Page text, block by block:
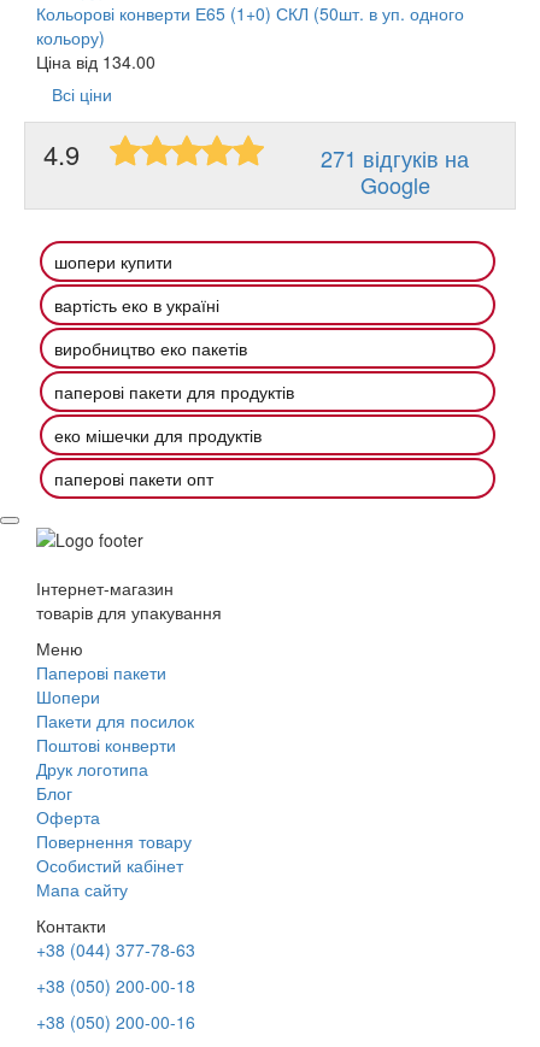
Кольорові конверти Е65 (1+0) СКЛ (50шт. в уп. одного
кольору)
Ціна від 134.00
Всі ціни
4.9
271 відгуків на
Google
шопери купити
вартість еко в україні
виробництво еко пакетів
паперові пакети для продуктів
еко мішечки для продуктів
паперові пакети опт
Інтернет-магазин
товарів для упакування
Меню
Паперові пакети
Шопери
Пакети для посилок
Поштові конверти
Друк логотипа
Блог
Оферта
Повернення товару
Особистий кабінет
Мапа сайту
Контакти
+38 (044) 377-78-63
+38 (050) 200-00-18
+38 (050) 200-00-16